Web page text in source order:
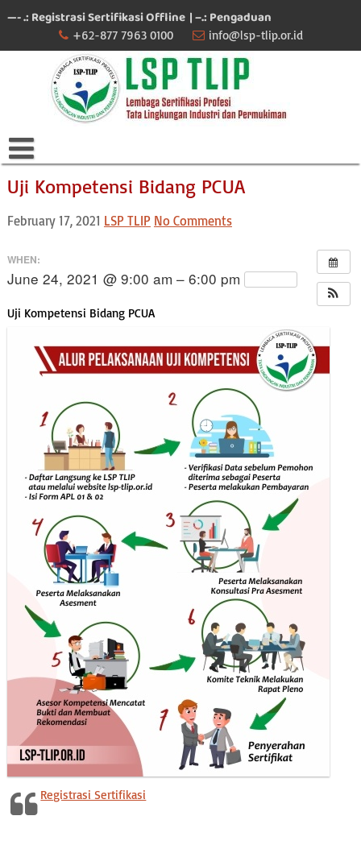
to—- .: Registrasi Sertifikasi Offline | –.: Pengaduan
+62-877 7963 0100 info@lsp-tlip.or.id
Uji Kompetensi Bidang PCUA
February 17, 2021 LSP TLIP No Comments
WHEN:
June 24, 2021 @ 9:00 am – 6:00 pm
Uji Kompetensi Bidang PCUA
Registrasi Sertifikasi